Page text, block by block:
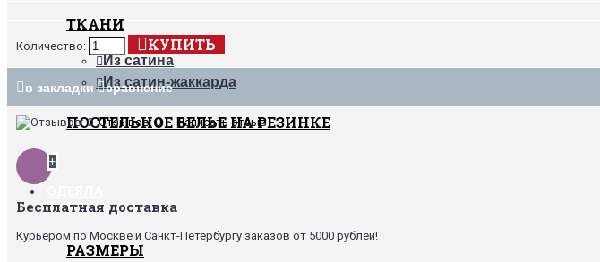
ТКАНИ
Из сатина
Из сатин-жаккарда
ПОСТЕЛЬНОЕ БЕЛЬЕ НА РЕЗИНКЕ
+
РАЗМЕРЫ
Количество: КУПИТЬ
в закладки сравнение
Отзывов: 0• Написать отзыв
Бесплатная доставка
Курьером по Москве и Санкт-Петербургу заказов от 5000 рублей!